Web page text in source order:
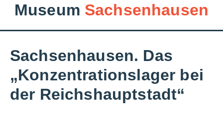
Museum Sachsenhausen
Sachsenhausen. Das
„Konzentrationslager bei
der Reichshauptstadt“